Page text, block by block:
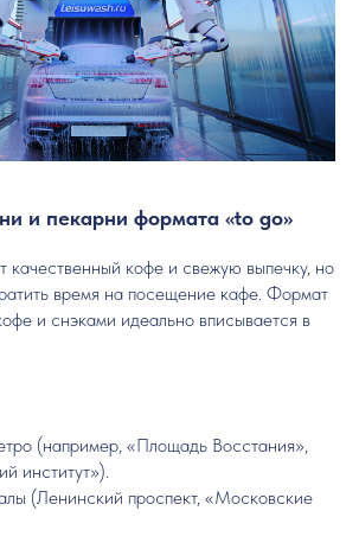
и пекарни формата «to go»
качественный кофе и свежую выпечку, но
время на посещение кафе. Формат
и снэками идеально вписывается в
(например, «Площадь Восстания»,
институт»).
(Ленинский проспект, «Московские